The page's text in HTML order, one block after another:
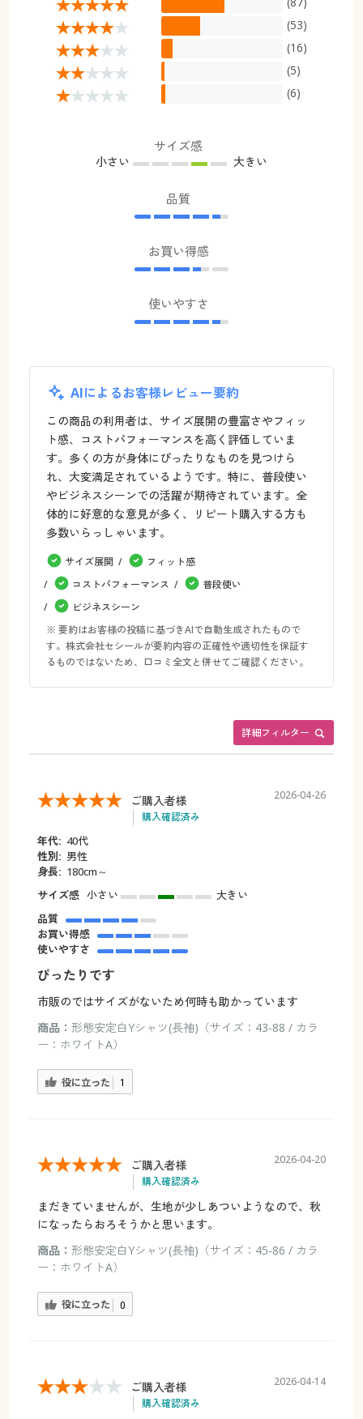
(53)
(16)
(5)
(6)
サイズ感
小さい 大きい
品質
お買い得感
使いやすさ
AIによるお客様レビュー要約
この商品の利用者は、サイズ展開の豊富さやフィッ
ト感、コストパフォーマンスを高く評価していま
す。多くの方が身体にぴったりなものを見つけら
れ、大変満足されているようです。特に、普段使い
やビジネスシーンでの活躍が期待されています。全
体的に好意的な意見が多く、リピート購入する方も
多数いらっしゃいます。
サイズ展開
フィット感
コストパフォーマンス
普段使い
ビジネスシーン
※ 要約はお客様の投稿に基づきAIで自動生成されたもので
す。株式会社セシールが要約内容の正確性や適切性を保証す
るものではないため、口コミ全文と併せてご確認ください。
詳細フィルター
ご購入者様
購入確認済み
2026-04-26
年代: 40代
性別: 男性
身長: 180cm～
サイズ感 小さい
大きい
品質
お買い得感
使いやすさ
ぴったりです
市販のではサイズがないため何時も助かっています
商品： 形態安定白Yシャツ(長袖)（サイズ：43-88 / カラ
ー：ホワイトA）
役に立った 1
ご購入者様
購入確認済み
2026-04-20
まだきていませんが、生地が少しあついようなので、秋
になったらおろそうかと思います。
商品： 形態安定白Yシャツ(長袖)（サイズ：45-86 / カラ
ー：ホワイトA）
役に立った 0
ご購入者様
購入確認済み
2026-04-14